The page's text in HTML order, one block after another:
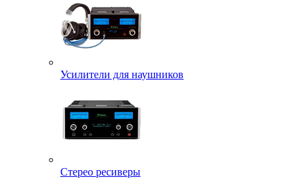
Усилители для наушников
Стерео ресиверы